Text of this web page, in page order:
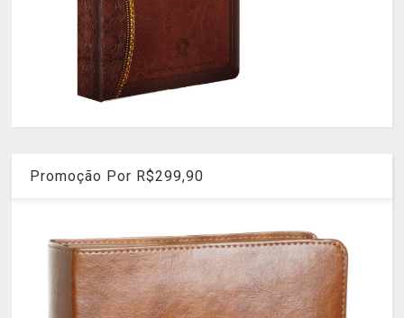
Promoção Por R$299,90